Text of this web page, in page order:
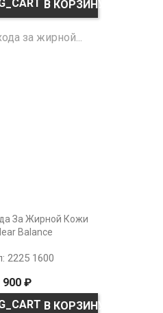
В КОРЗИНУ
За Жирной Кожи
Balance
2225 1600
900 ₽
В КОРЗИНУ